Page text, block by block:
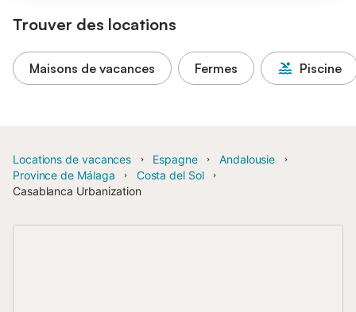
Trouver des locations
Maisons de vacances Fermes Piscine
Locations de vacances Espagne
Andalousie
Province de Málaga
Costa del Sol
Casablanca Urbanization